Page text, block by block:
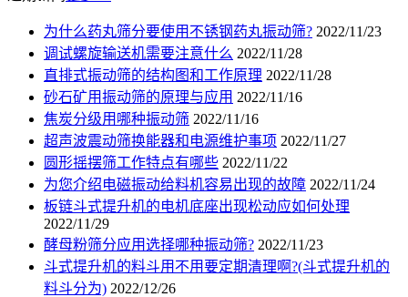
为什么药丸筛分要使用不锈钢药丸振动筛? 2022/11/23
调试螺旋输送机需要注意什么 2022/11/28
直排式振动筛的结构图和工作原理 2022/11/28
砂石矿用振动筛的原理与应用 2022/11/16
焦炭分级用哪种振动筛 2022/11/16
超声波震动筛换能器和电源维护事项 2022/11/27
圆形摇摆筛工作特点有哪些 2022/11/22
为您介绍电磁振动给料机容易出现的故障 2022/11/24
板链斗式提升机的电机底座出现松动应如何处理
2022/11/29
酵母粉筛分应用选择哪种振动筛? 2022/11/23
斗式提升机的料斗用不用要定期清理啊?(斗式提升机的
料斗分为) 2022/12/26